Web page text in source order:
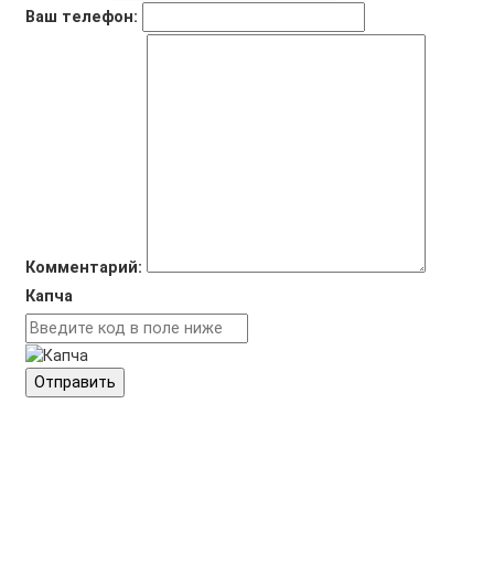
Ваш телефон:
Комментарий:
Капча
Отправить